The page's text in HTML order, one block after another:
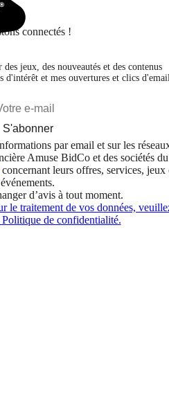
connectés !
jeux, des nouveautés et des contenus
d'intérêt et mes ouvertures et clics
S'abonner
par email et sur les
Amuse BidCo et des sociétés du
concernant leurs offres, services, jeux
événements.
d’avis à tout moment.
le traitement de vos données,
de confidentialité.